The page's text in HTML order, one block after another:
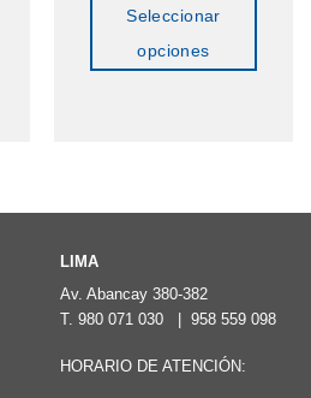
Seleccionar
opciones
variantes.
se
elegir
LIMA
Av. Abancay 380-382
T. 980 071 030 958 559 098
HORARIO DE ATENCIÓN: